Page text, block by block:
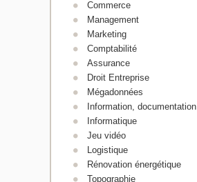
Commerce
Management
Marketing
Comptabilité
Assurance
Droit Entreprise
Mégadonnées
Information, documentation
Informatique
Jeu vidéo
Logistique
Rénovation énergétique
Topographie